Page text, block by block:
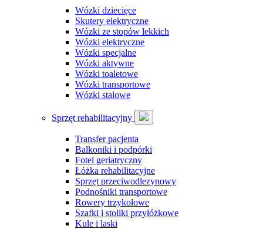
Wózki dziecięce
Skutery elektryczne
Wózki ze stopów lekkich
Wózki elektryczne
Wózki specjalne
Wózki aktywne
Wózki toaletowe
Wózki transportowe
Wózki stalowe
Sprzęt rehabilitacyjny
Transfer pacjenta
Balkoniki i podpórki
Fotel geriatryczny
Łóżka rehabilitacyjne
Sprzęt przeciwodlezynowy
Podnośniki transportowe
Rowery trzykołowe
Szafki i stoliki przyłóżkowe
Kule i laski